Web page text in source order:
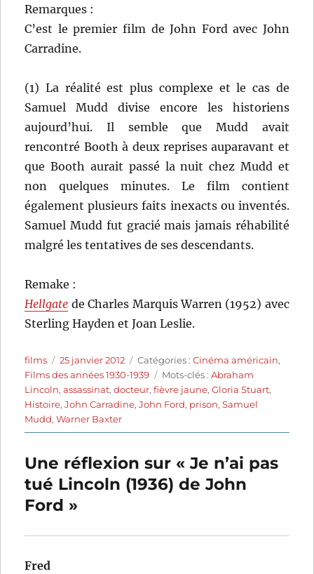
Remarques :
C’est le premier film de John Ford avec John
Carradine.
(1) La réalité est plus complexe et le cas de
Samuel Mudd divise encore les historiens
aujourd’hui. Il semble que Mudd avait
rencontré Booth à deux reprises auparavant et
que Booth aurait passé la nuit chez Mudd et
non quelques minutes. Le film contient
également plusieurs faits inexacts ou inventés.
Samuel Mudd fut gracié mais jamais réhabilité
malgré les tentatives de ses descendants.
Remake :
Hellgate de Charles Marquis Warren (1952) avec
Sterling Hayden et Joan Leslie.
Auteur
films
Publié
le
25 janvier 2012 Catégories
Catégories :Cinéma américain,
Films des années 1930-1939
Étiquettes
Mots-clés :Abraham
Lincoln,assassinat,docteur,fièvre jaune,Gloria Stuart,
Histoire,John Carradine,John Ford, prison,Samuel
Mudd,Warner Baxter
Une réflexion sur « Je n’ai pas
tué Lincoln (1936) de John
Ford »
Fred